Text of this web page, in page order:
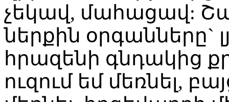
չեկավ, մահացավ:
ներքին օրգանները`
հրազենի գնդակից
ուզում եմ մեռնել,